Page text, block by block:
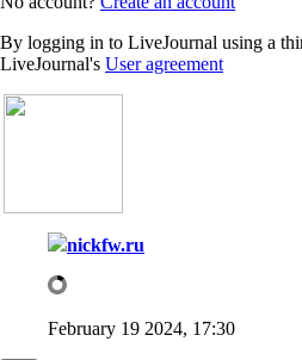
By logging in to LiveJournal using a
LiveJournal's User agreement
nickfw.ru
February 19 2024, 17:30